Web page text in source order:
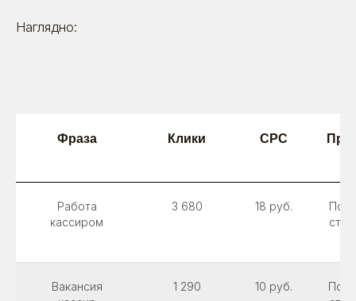
Наглядно:
Фраза Клики CPC
Работа
кассиром
3 680 18 руб.
Вакансия
1 290 10 руб.
Поговорим?
Оставьте заявку. Позвоним, расскажем
о себе, выслушаем вас — и постараемся